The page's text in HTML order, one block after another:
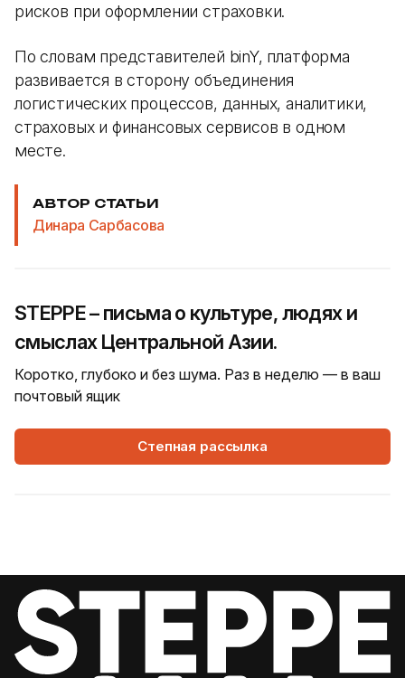
рисков при оформлении страховки.
По словам представителей binY, платформа
развивается в сторону объединения
логистических процессов, данных, аналитики,
страховых и финансовых сервисов в одном
месте.
АВТОР СТАТЬИ
Динара Сарбасова
STEPPE – письма о культуре, людях и
смыслах Центральной Азии.
Коротко, глубоко и без шума. Раз в неделю — в ваш
почтовый ящик
Степная рассылка